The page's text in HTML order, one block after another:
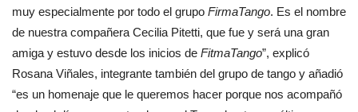
muy especialmente por todo el grupo FirmaTango. Es el nombre
de nuestra compañera Cecilia Pitetti, que fue y será una gran
amiga y estuvo desde los inicios de FitmaTango”, explicó
Rosana Viñales, integrante también del grupo de tango y añadió
“es un homenaje que le queremos hacer porque nos acompañó